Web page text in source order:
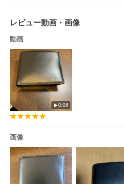
よる色落ち、色移りにご注意ください
※水分が付着した際は、柔らかい布
してください。
＿＿＿＿＿＿＿＿＿＿＿＿＿＿＿＿
［お買い物をお楽しみ頂くために］
□商品のお気に入り登録
完売カラーの再入荷通知やラスト1点
けします。
□ショップ・ブランドのお気に入り登録
新商品や再入荷など、いち早くブラ
【実寸】
FREE:大きさ9.5×11.5
※ZOZOTOWN独自の方法により採寸
レビュー動画・画像
動画
0:08
画像